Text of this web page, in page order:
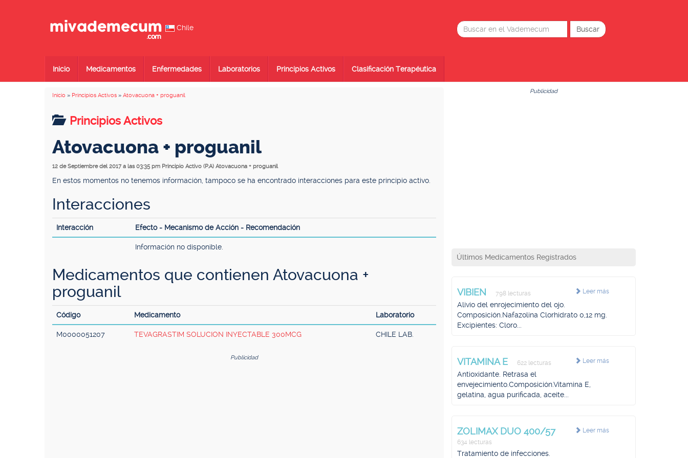
Chile
Inicio Medicamentos Enfermedades Laboratorios Principios Activos Clasificación Terapéutica
Inicio » Principios Activos » Atovacuona + proguanil
Principios Activos
Atovacuona + proguanil
12 de Septiembre del 2017 a las 03:35 pm Principio Activo (P.A) Atovacuona + proguanil
En estos momentos no tenemos información, tampoco se ha encontrado interacciones para este principio activo.
Interacciones
Interacción Efecto - Mecanismo de Acción - Recomendación
Información no disponible.
Medicamentos que contienen Atovacuona +
proguanil
Código Medicamento Laboratorio
M0000051207 TEVAGRASTIM SOLUCION INYECTABLE 300MCG CHILE LAB.
Publicidad
Publicidad
Últimos Medicamentos Registrados
Leer más
VIBIEN 798 lecturas
Alivio del enrojecimiento del ojo.
Composición.Nafazolina Clorhidrato 0,12 mg.
Excipientes: Cloro...
Leer más
VITAMINA E 622 lecturas
Antioxidante. Retrasa el
envejecimiento.Composición.Vitamina E,
gelatina, agua purificada, aceite...
Leer más
ZOLIMAX DUO 400/57
634 lecturas
Tratamiento de infecciones.